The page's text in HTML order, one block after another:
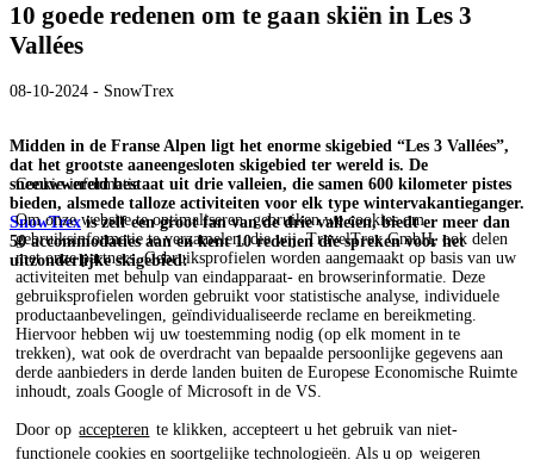
Cookie-informatie
Om onze website te optimaliseren, gebruiken we cookies om
gebruiksinformatie te verzamelen, die wij, TravelTrex GmbH, ook delen
met onze partners. Gebruiksprofielen worden aangemaakt op basis van uw
activiteiten met behulp van eindapparaat- en browserinformatie. Deze
gebruiksprofielen worden gebruikt voor statistische analyse, individuele
productaanbevelingen, geïndividualiseerde reclame en bereikmeting.
Hiervoor hebben wij uw toestemming nodig (op elk moment in te
trekken), wat ook de overdracht van bepaalde persoonlijke gegevens aan
derde aanbieders in derde landen buiten de Europese Economische Ruimte
inhoudt, zoals Google of Microsoft in de VS.
Door op accepteren te klikken, accepteert u het gebruik van niet-
functionele cookies en soortgelijke technologieën. Als u op weigeren
10 goede redenen om te gaan skiën in Les 3
Vallées
08-10-2024 - SnowTrex
Midden in de Franse Alpen ligt het enorme skigebied “Les 3 Vallées”,
dat het grootste aaneengesloten skigebied ter wereld is. De
sneeuwwereld bestaat uit drie valleien, die samen 600 kilometer pistes
bieden, alsmede talloze activiteiten voor elk type wintervakantieganger.
SnowTrexis zelf een groot fan van de drie valleien, biedt er meer dan
50 accommodaties aan en kent 10 redenen die spreken voor het
uitzonderlijke skigebied: